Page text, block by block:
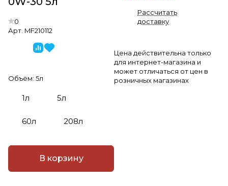
0
Арт. MF210112
Объём: 5л
1л 5л
60л 208л
В корзину
Рассчитать
доставку
Цена действительна только
для интернет-магазина и
может отличаться от цен в
розничных магазинах